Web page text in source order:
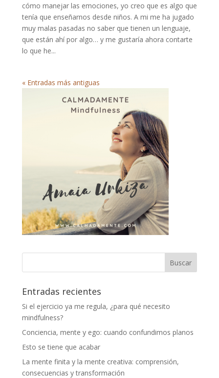
cómo manejar las emociones, yo creo que es algo que
tenía que enseñarnos desde niños. A mi me ha jugado
muy malas pasadas no saber que tienen un lenguaje,
que están ahí por algo… y me gustaría ahora contarte
lo que he...
« Entradas más antiguas
Entradas recientes
Si el ejercicio ya me regula, ¿para qué necesito
mindfulness?
Conciencia, mente y ego: cuando confundimos planos
Esto se tiene que acabar
La mente finita y la mente creativa: comprensión,
consecuencias y transformación